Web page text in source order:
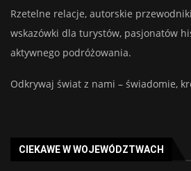
Rzetelne relacje, autorskie
wskazówki dla turystów, pasjonatów
aktywnego podróżowania.
Odkrywaj świat z nami – świadomie,
CIEKAWE W WOJEWÓDZTWACH